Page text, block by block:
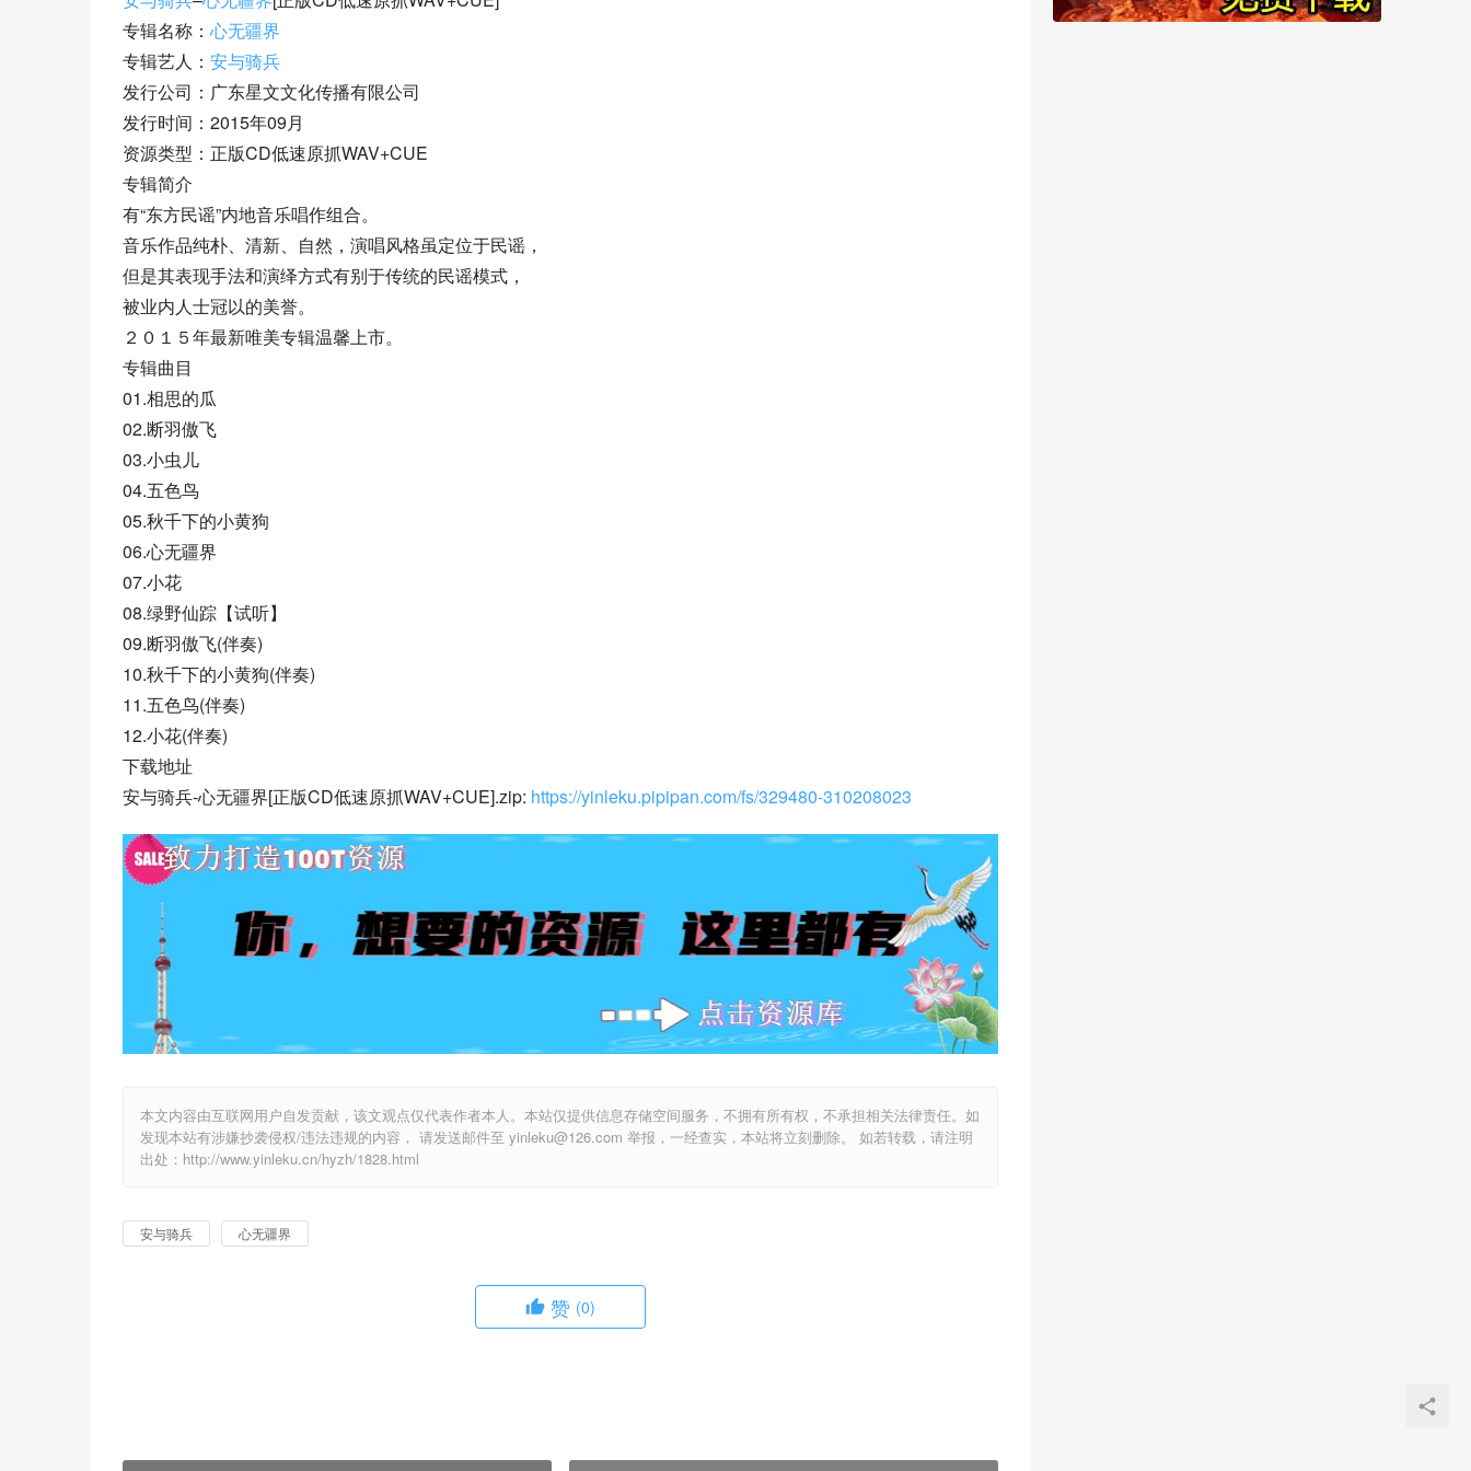
专辑名称： 心无疆界
专辑艺人： 安与骑兵
发行公司：广东星文文化传播有限公司
发行时间：2015年09月
资源类型：正版CD低速原抓WAV+CUE
专辑简介
有“东方民谣”内地音乐唱作组合。
音乐作品纯朴、清新、自然，演唱风格虽定位于民谣，
但是其表现手法和演绎方式有别于传统的民谣模式，
被业内人士冠以的美誉。
２０１５年最新唯美专辑温馨上市。
专辑曲目
01.相思的瓜
02.断羽傲飞
03.小虫儿
04.五色鸟
05.秋千下的小黄狗
06.心无疆界
07.小花
08.绿野仙踪【试听】
09.断羽傲飞(伴奏)
10.秋千下的小黄狗(伴奏)
11.五色鸟(伴奏)
12.小花(伴奏)
下载地址
安与骑兵-心无疆界[正版CD低速原抓WAV+CUE].zip: https://yinleku.pipipan.com/fs/329480-310208023
本文内容由互联网用户自发贡献，该文观点仅代表作者本人。本站仅提供信息存储空间服务，不拥有所有权，不承担相关法律责任。如
发现本站有涉嫌抄袭侵权/违法违规的内容， 请发送邮件至 yinleku@126.com 举报，一经查实，本站将立刻删除。 如若转载，请注明
出处：http://www.yinleku.cn/hyzh/1828.html
安与骑兵 心无疆界
赞 (0)